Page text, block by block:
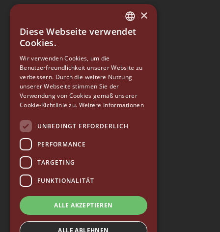
EUREKA
Via Luigi Longo 39/41
50019, Sesto Fiorentino (FI) - ITALY
Tel. +39 055 4200011
Fax +39 055 4200010
P. Iva 03094860487
info@eureka.co.it
© 2026 EUREKA • alle rechte vorbehalten
Whistleblowing
Qualitätspolitik
Zugänglichkeit
ITALIAN
GERMAN
RUSSIAN
×
Diese Webseite verwendet
Cookies.
Wir verwenden Cookies, um die
Benutzerfreundlichkeit unserer Website zu
verbessern. Durch die weitere Nutzung
unserer Webseite stimmen Sie der
Verwendung von Cookies gemäß unserer
Cookie-Richtlinie zu. Weitere Informationen
UNBEDINGT ERFORDERLICH
PERFORMANCE
TARGETING
FUNKTIONALITÄT
ALLE AKZEPTIEREN
ALLE ABLEHNEN